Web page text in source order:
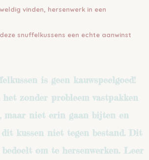
vinden, hersenwerk in een
snuffelkussens een echte aanwinst
is geen kauwspeelgoed!
zonder probleem vastpakken
maar niet erin gaan bijten en
kussen niet tegen bestand. Dit
om te hersenwerken. Leer